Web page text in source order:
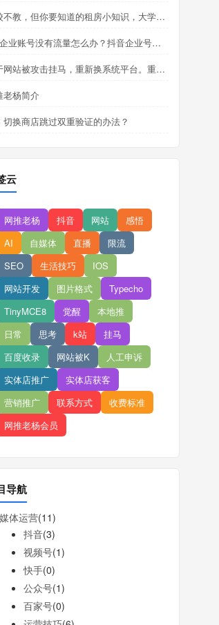
学校不教，但你要知道的租房小知识，大学生租房总结
蓝v企业账号没有流量怎么办？抖音企业号怎么做？
由于网站被攻击挂马，重新换系统平台。重新上线
老杨简介
切换商店跳过双重验证的办法？
云
网推老杨 抖音 网站
感悟
AI
自媒体 直播
限流
SEO
生活技巧
IOS
网站开发
图片格式
Typecho
TinyMCE8
觉醒
本地推
日常
思考 k站
挂马
百度收录
网站被K
人工申诉
实体店推广
实体店获客
营销推广
联系方式
收费标准
网推老杨会员
导航
媒体运营(11)
抖音(3)
视频号(1)
快手(0)
公众号(1)
百家号(0)